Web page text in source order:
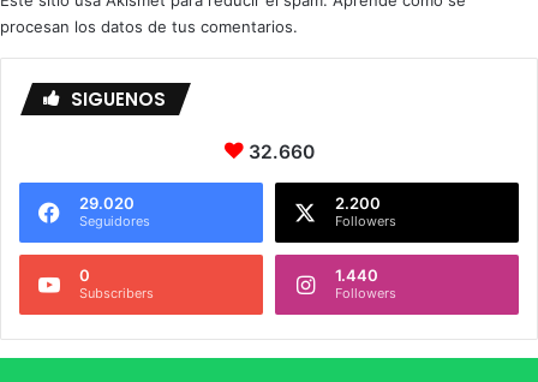
procesan los datos de tus comentarios.
SIGUENOS
32.660
29.020
Seguidores
2.200
Followers
0
Subscribers
1.440
Followers